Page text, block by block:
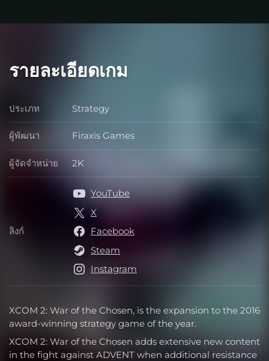
รายละเอียดเกม
XCOM 2: War of the Chosen, is the expansion to the 2016
award-winning strategy game of the year.
XCOM 2: War of the Chosen adds extensive new content
in the fight against ADVENT when additional resistance
ประเภท ประเภท
Strategy
ผู้พัฒนา ผู้พัฒนา
Firaxis Games
ผู้จัดจำหน่าย ผู้จัดจำหน่าย
2K
ลิงก์ ลิงก์
YouTube
X
Facebook
Steam
Instagram